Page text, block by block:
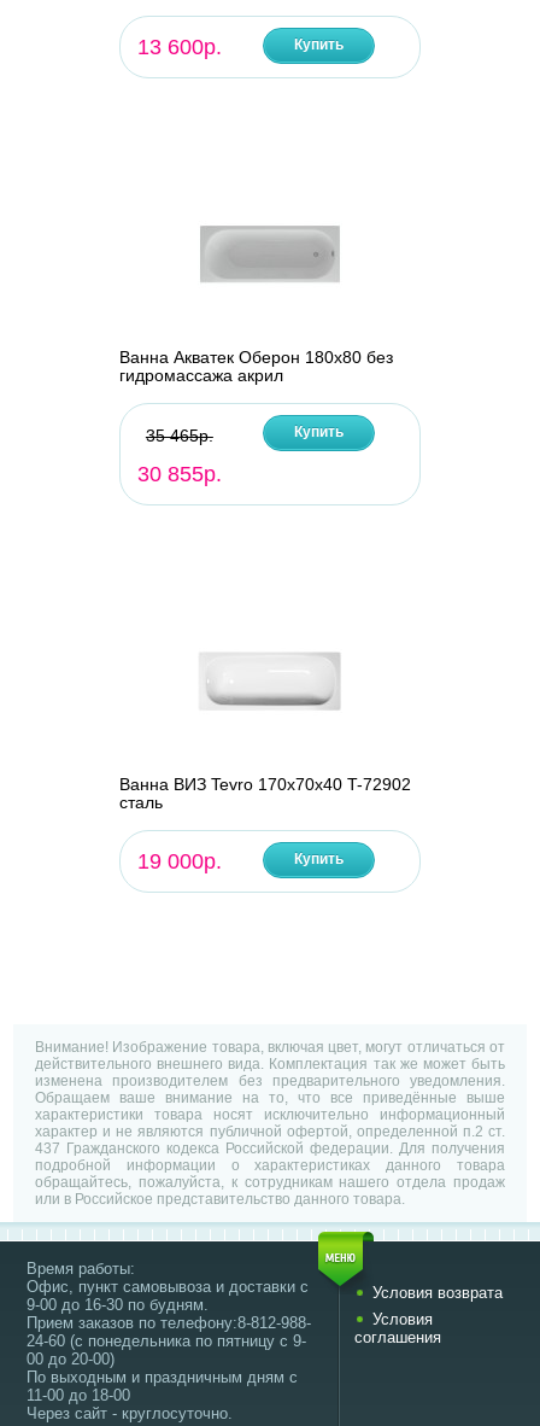
13 600р. Купить
Ванна Акватек Оберон 180х80 без
гидромассажа акрил
35 465р.
30 855р.
Купить
Ванна ВИЗ Tevro 170х70х40 T-72902
сталь
19 000р. Купить
Внимание! Изображение товара, включая цвет, могут отличаться от
действительного внешнего вида. Комплектация так же может быть
изменена производителем без предварительного уведомления.
Обращаем ваше внимание на то, что все приведённые выше
характеристики товара носят исключительно информационный
характер и не являются публичной офертой, определенной п.2 ст.
437 Гражданского кодекса Российской федерации. Для получения
подробной информации о характеристиках данного товара
обращайтесь, пожалуйста, к сотрудникам нашего отдела продаж
или в Российское представительство данного товара.
Время работы:
Офис, пункт самовывоза и доставки с
9-00 до 16-30 по будням.
Прием заказов по телефону:8-812-988-
24-60 (с понедельника по пятницу с 9-
00 до 20-00)
По выходным и праздничным дням с
11-00 до 18-00
Через сайт - круглосуточно.
Условия возврата
Условия
соглашения